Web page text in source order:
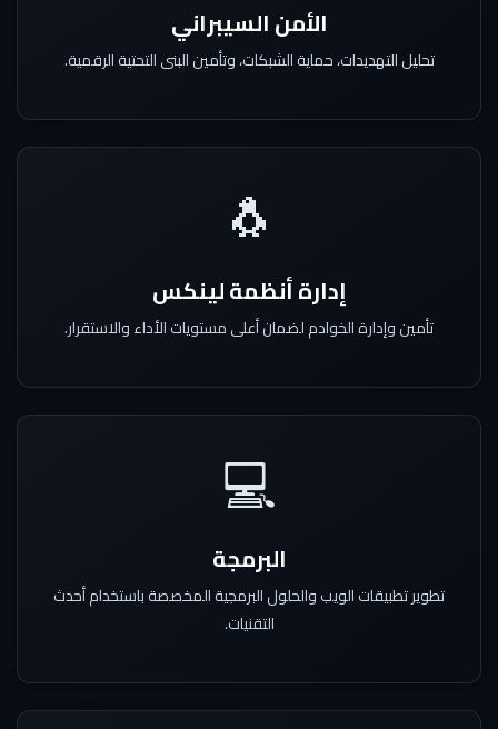
الأمن السيبراني
تحليل التهديدات، حماية الشبكات، وتأمين البنى التحتية الرقمية.
🐧
إدارة أنظمة لينكس
تأمين وإدارة الخوادم لضمان أعلى مستويات الأداء والاستقرار.
💻
البرمجة
تطوير تطبيقات الويب والحلول البرمجية المخصصة باستخدام أحدث
التقنيات.